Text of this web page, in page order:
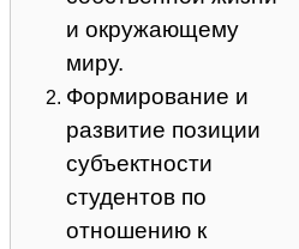
и окружающему
миру.
Формирование и
развитие позиции
субъектности
студентов по
отношению к